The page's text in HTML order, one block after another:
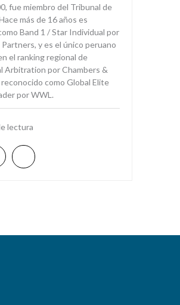
fue miembro del Tribunal de
más de 16 años es
Band 1 / Star Individual por
y es el único peruano
el ranking regional de
Arbitration por Chambers &
como Global Elite
por WWL.